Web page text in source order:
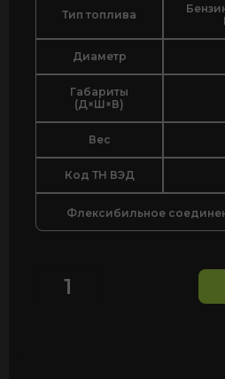
Тип топлива
Диаметр
Габариты
(Д×Ш×В)
Вес
Код ТН ВЭД
Флексибильное
Количество